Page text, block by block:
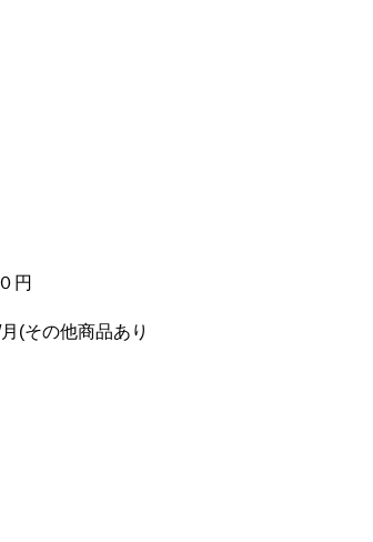
円
(その他商品あり